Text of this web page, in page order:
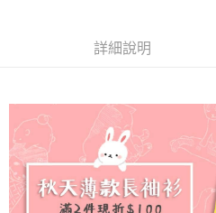
買賣價金債權讓與本公司後，依約使用
2.基於同意付款使用「大哥付你分期」
資料（包含姓名、電話或地址）提供予
由本公司與您本人進行分期帳單所需資
3.完整用戶服務條款，請詳閱以下連結：
２．訂單成立數日內，您將收到繳費通知
３．收到繳費通知簡訊後14天內，點擊
購買商品的店家。未經商家同意取消之
後付繳納相關費用。
※ 交易是否成功請以「AFTEE先享後付
是否繳費成功／繳費後需取消欲退款等
客戶支援中心」https://
【注意事項】
每筆NT$60，滿NT$899(含以上)免
每筆NT$65，滿NT$899(含以上)免
付款後7-11取貨
每筆NT$60，滿NT$899(含以上)免
宅配
詳細說明